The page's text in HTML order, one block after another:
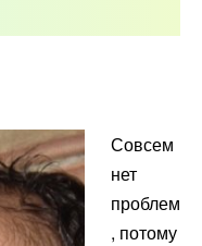
Совсем
нет
проблем
, потому